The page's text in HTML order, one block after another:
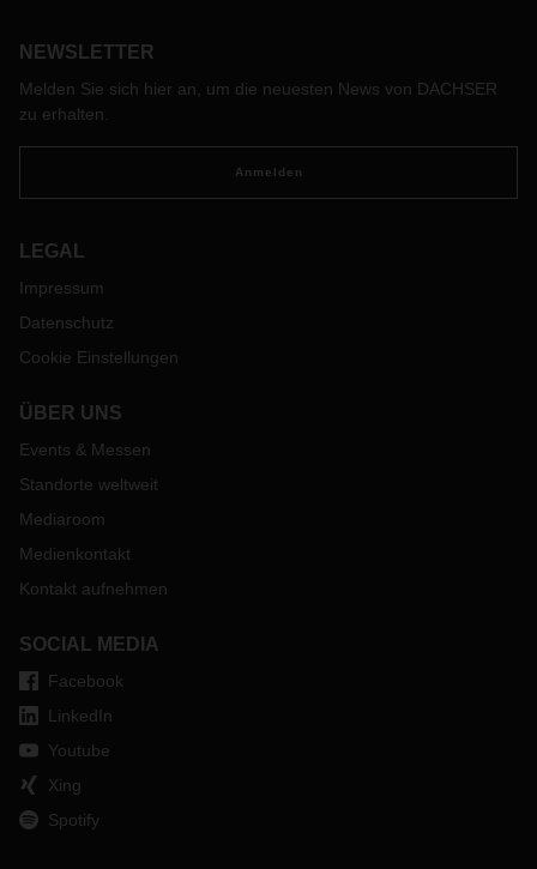
NEWSLETTER
Melden Sie sich hier an, um die neuesten News von DACHSER
zu erhalten.
Anmelden
LEGAL
Impressum
Datenschutz
Cookie Einstellungen
ÜBER UNS
Events & Messen
Standorte weltweit
Mediaroom
Medienkontakt
Kontakt aufnehmen
SOCIAL MEDIA
Facebook
LinkedIn
Youtube
Xing
Spotify